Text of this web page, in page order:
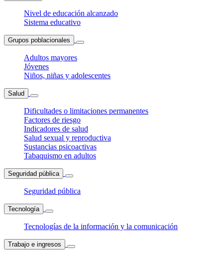
Nivel de educación alcanzado
Sistema educativo
Grupos poblacionales
Adultos mayores
Jóvenes
Niños, niñas y adolescentes
Salud
Dificultades o limitaciones permanentes
Factores de riesgo
Indicadores de salud
Salud sexual y reproductiva
Sustancias psicoactivas
Tabaquismo en adultos
Seguridad pública
Seguridad pública
Tecnología
Tecnologías de la información y la comunicación
Trabajo e ingresos